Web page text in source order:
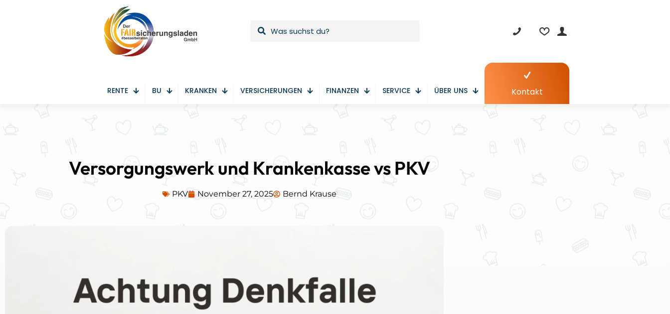
RENTE BU KRANKEN VERSICHERUNGEN FINANZEN SERVICE ÜBER UNS Kontakt
Versorgungswerk und Krankenkasse vs PKV
PKV November 27, 2025 Bernd Krause